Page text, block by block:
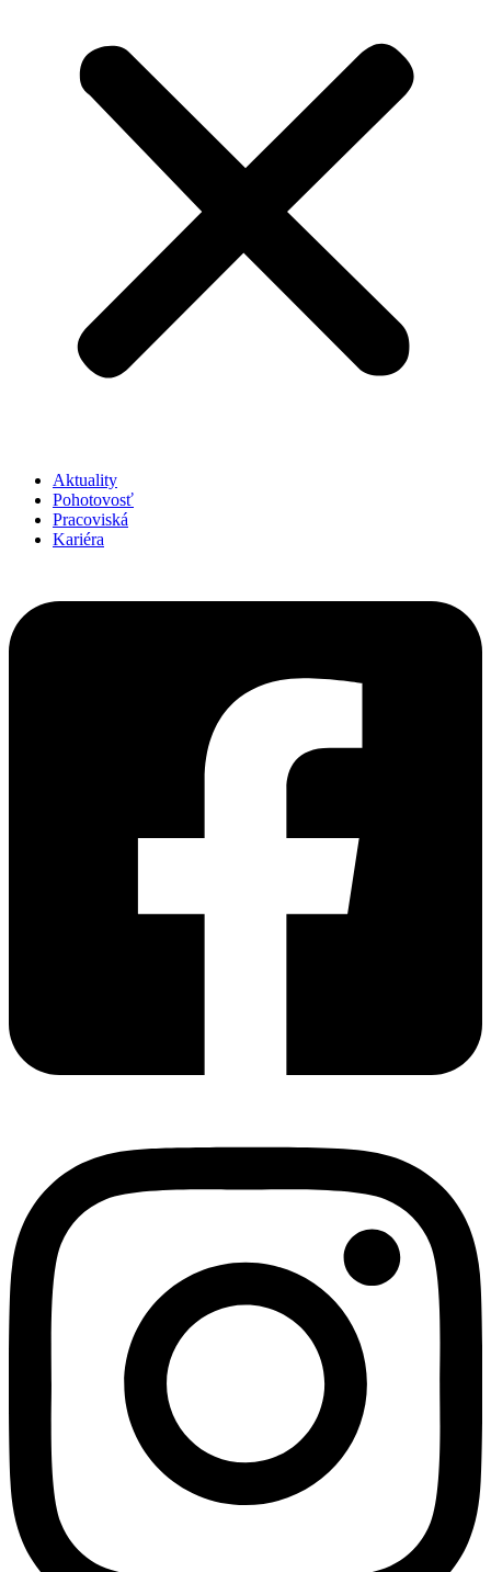
Aktuality
Pohotovosť
Pracoviská
Kariéra